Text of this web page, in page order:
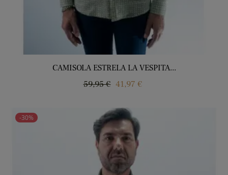
CAMISOLA ESTRELA LA VESPITA...
Regular
59,95 € Price
41,97 €
-30%